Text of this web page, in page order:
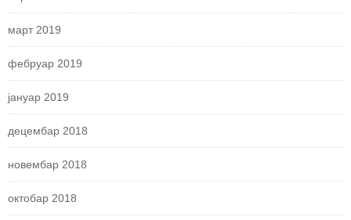
март 2019
фебруар 2019
јануар 2019
децембар 2018
новембар 2018
октобар 2018